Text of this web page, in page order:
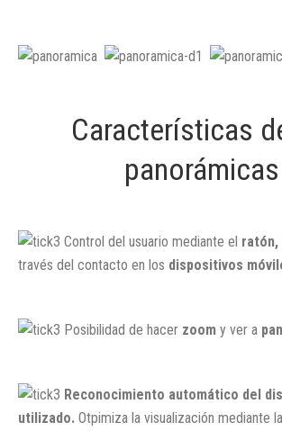
Características
panorámicas
Control del usuario mediante el ratón,
través del contacto en los dispositivos
Posibilidad de hacer zoom y ver a
Reconocimiento automático del
utilizado. Otpimiza la visualización mediante